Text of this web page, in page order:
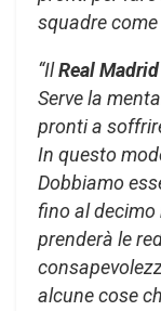
squadre
“IlReal Madrid
Serve la
pronti a
In questo
Dobbiamo
fino al
prenderà le
alcune cose